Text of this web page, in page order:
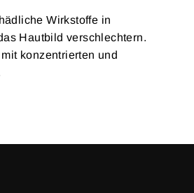
Wirkstoffe in
Hautbild verschlechtern.
konzentrierten und